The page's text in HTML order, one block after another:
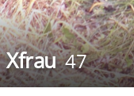
Xfrau 47